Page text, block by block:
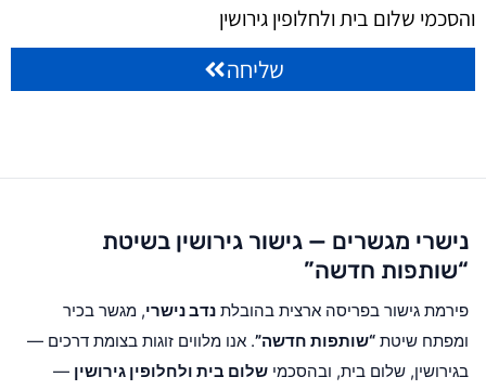
והסכמי שלום בית ולחלופין גירושין
שליחה
נישרי מגשרים — גישור גירושין בשיטת
“שותפות חדשה”
פירמת גישור בפריסה ארצית בהובלת נדב נישרי, מגשר בכיר
ומפתח שיטת “שותפות חדשה”. אנו מלווים זוגות בצומת דרכים —
בגירושין, שלום בית, ובהסכמי שלום בית ולחלופין גירושין —